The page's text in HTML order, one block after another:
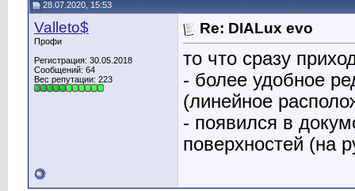
28.07.2020, 15:53
Valleto$
Профи
Регистрация: 30.05.2018
Сообщений: 64
Вес репутации: 223
Re: DIALux evo
то что сразу
- более удобное
(линейное
- появился в
поверхностей (на